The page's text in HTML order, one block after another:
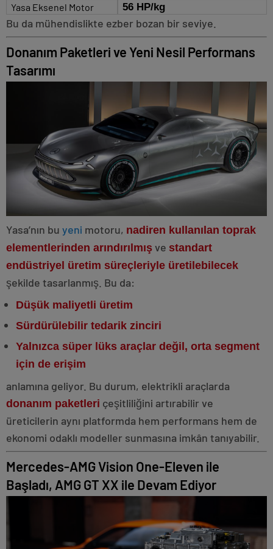
Yasa Eksenel Motor
56 HP/kg
Bu da mühendislikte ezber bozan bir seviye.
Donanım Paketleri ve Yeni Nesil Performans
Tasarımı
Yasa’nın bu yeni motoru, nadiren kullanılan toprak
elementlerinden arındırılmış ve standart
endüstriyel üretim süreçleriyle üretilebilecek
şekilde tasarlanmış. Bu da:
Düşük maliyetli üretim
Sürdürülebilir tedarik zinciri
Yalnızca süper lüks araçlar değil, orta segment
için de erişim
anlamına geliyor. Bu durum, elektrikli araçlarda
donanım paketleri çeşitliliğini artırabilir ve
üreticilerin aynı platformda hem performans hem de
ekonomi odaklı modeller sunmasına imkân tanıyabilir.
Mercedes-AMG Vision One-Eleven ile
Başladı, AMG GT XX ile Devam Ediyor